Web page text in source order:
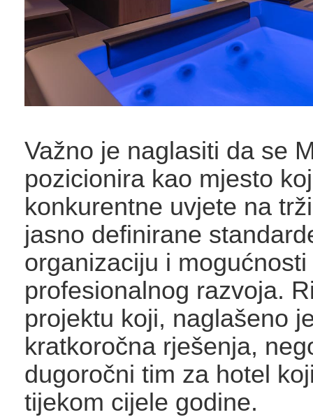
Važno je naglasiti da se
pozicionira kao mjesto
konkurentne uvjete na
jasno definirane
organizaciju i mogućnosti
profesionalnog razvoja.
projektu koji, naglašeno
kratkoročna rješenja,
dugoročni tim za hotel
tijekom cijele godine.